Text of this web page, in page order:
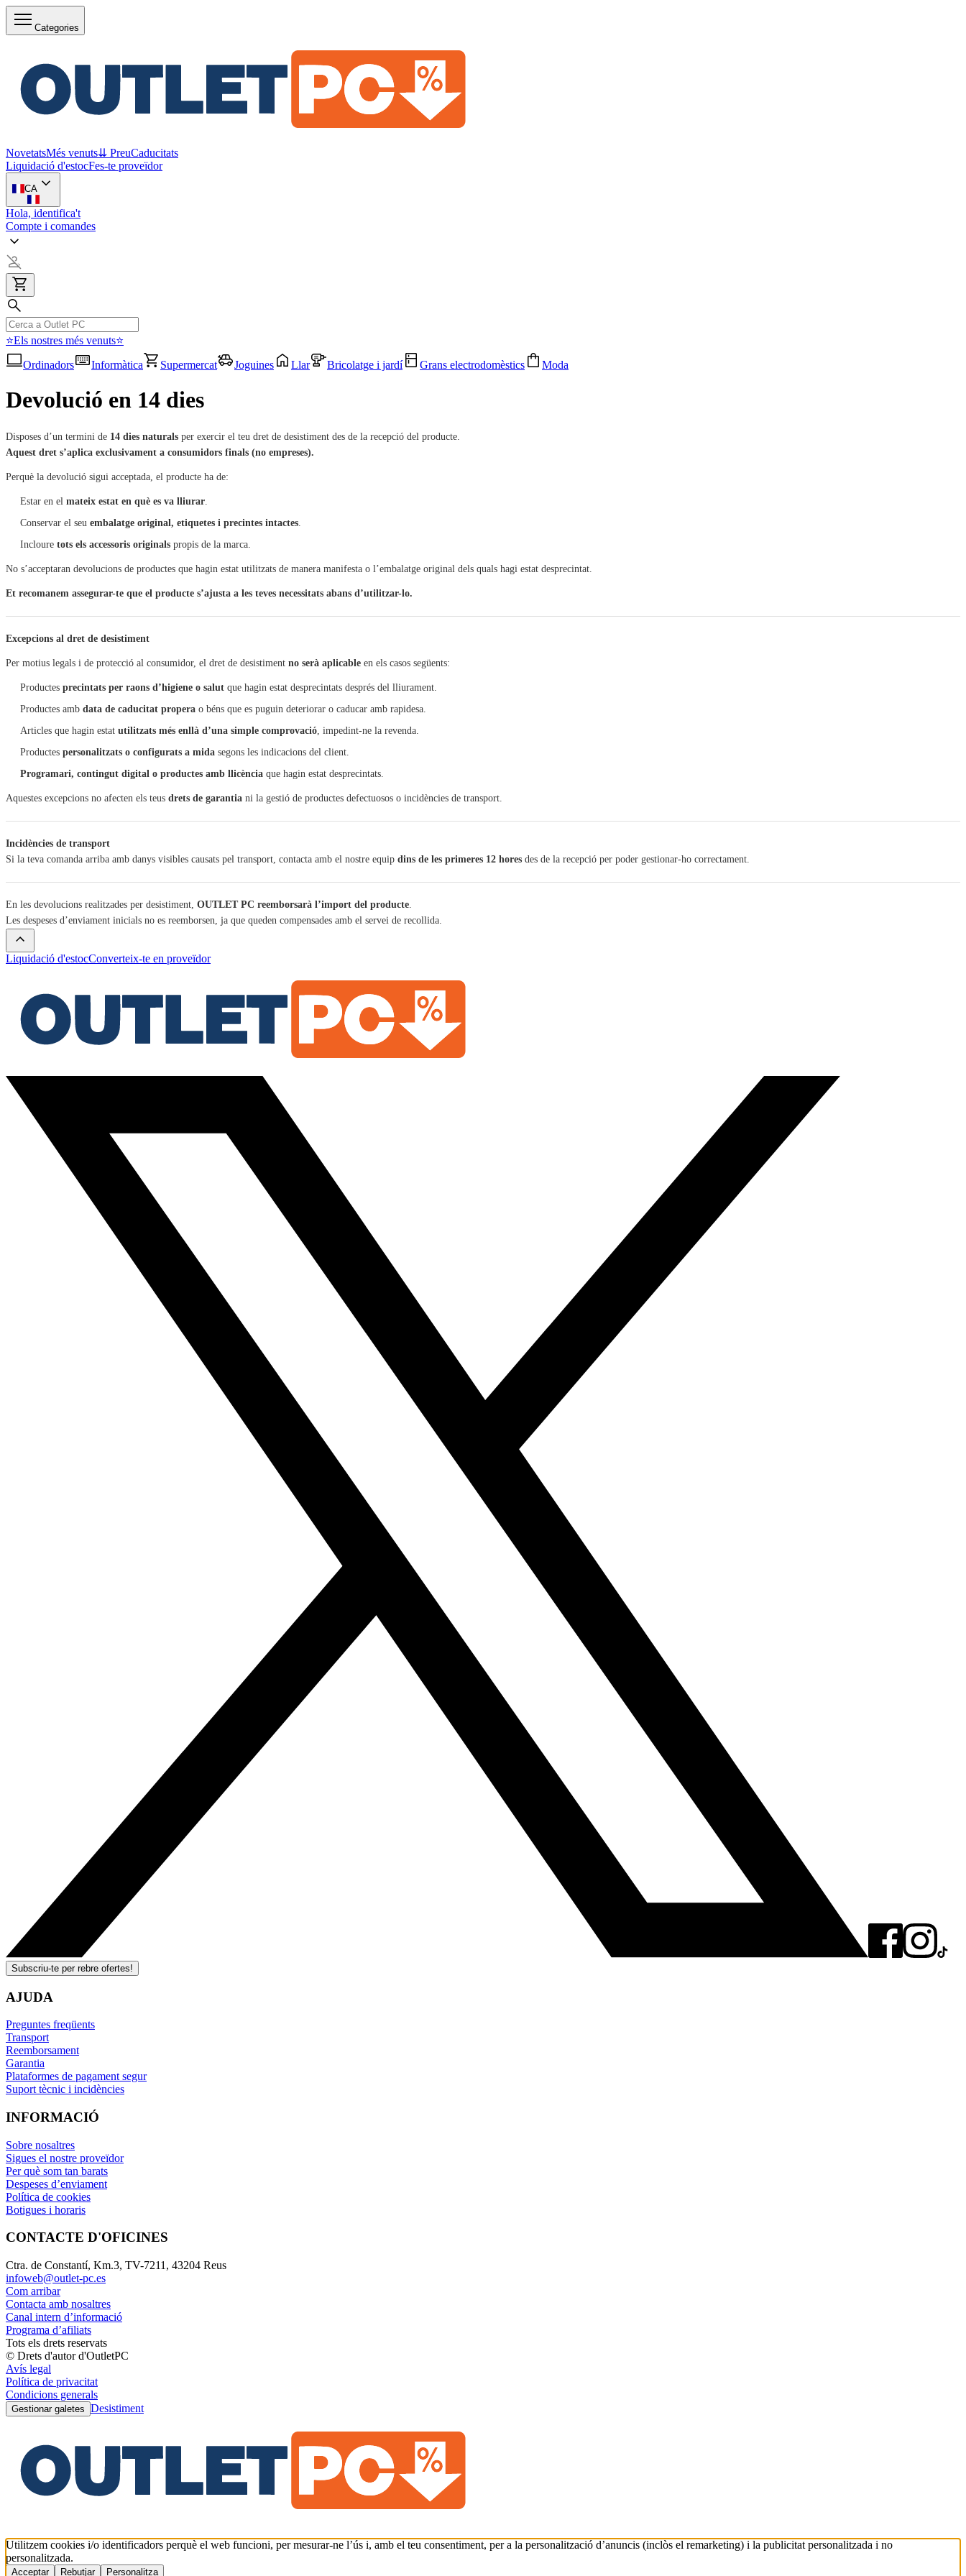
Categories
NovetatsMés venuts⇊ PreuCaducitats
Liquidació d'estocFes-te proveïdor
CA
Hola, identifica't
Compte i comandes
⭐Els nostres més venuts⭐
Ordinadors
Informàtica Supermercat Joguines Llar Bricolatge i jardí Grans electrodomèstics Moda
Devolució en 14 dies
Disposes d’un termini de 14 dies naturals per exercir el teu dret de desistiment des de la recepció del producte.
Aquest dret s’aplica exclusivament a consumidors finals (no empreses).
Perquè la devolució sigui acceptada, el producte ha de:
Estar en el mateix estat en què es va lliurar
Conservar el seu embalatge original, etiquetes i precintes intactes
Incloure tots els accessoris originals propis de la marca.
No s’acceptaran devolucions de productes que hagin estat utilitzats de manera manifesta o l’embalatge original dels quals hagi estat desprecintat.
Et recomanem assegurar-te que el producte s’ajusta a les teves necessitats abans d’utilitzar-lo.
Excepcions al dret de desistiment
Per motius legals i de protecció al consumidor, el dret de desistiment no serà aplicable en els casos següents:
Productes precintats per raons d’higiene o salut que hagin estat desprecintats després del lliurament.
Productes amb data de caducitat propera o béns que es puguin deteriorar o caducar amb rapidesa.
Articles que hagin estat utilitzats més enllà d’una simple comprovació , impedint-ne la revenda.
Productes personalitzats o configurats a mida segons les indicacions del client.
Programari, contingut digital o productes amb llicència que hagin estat desprecintats.
Aquestes excepcions no afecten els teus drets de garantia ni la gestió de productes defectuosos o incidències de transport.
Incidències de transport
Si la teva comanda arriba amb danys visibles causats pel transport, contacta amb el nostre equip dins de les primeres 12 hores des de la recepció per poder gestionar-ho correctament.
En les devolucions realitzades per desistiment, OUTLET PC reemborsarà l’import del producte
Les despeses d’enviament inicials no es reemborsen, ja que queden compensades amb el servei de recollida.
Liquidació d'estocConverteix-te en proveïdor
Subscriu-te per rebre ofertes!
AJUDA
Preguntes freqüents
Transport
Reemborsament
Garantia
Plataformes de pagament segur
Suport tècnic i incidències
INFORMACIÓ
Sobre nosaltres
Sigues el nostre proveïdor
Per què som tan barats
Despeses d’enviament
Política de cookies
Botigues i horaris
CONTACTE D'OFICINES
Ctra. de Constantí, Km.3, TV-7211, 43204 Reus
infoweb@outlet-pc.es
Com arribar
Contacta amb nosaltres
Canal intern d’informació
Programa d’afiliats
Tots els drets reservats
© Drets d'autor d'OutletPC
Avís legal
Política de privacitat
Condicions generals
Gestionar galetes Desistiment
Utilitzem cookies i/o identificadors perquè el web funcioni, per mesurar-ne l’ús i, amb el teu consentiment, per a la personalització d’anuncis (inclòs el remarketing) i la publicitat personalitzada i no
personalitzada.
Acceptar Rebutjar Personalitza